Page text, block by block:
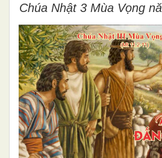
Chúa Nhật 3 Mùa Vọng